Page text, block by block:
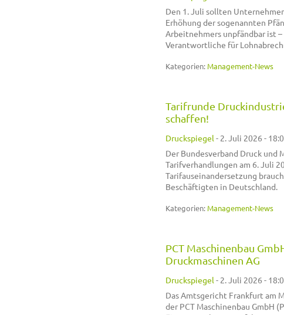
Den 1. Juli sollten
Erhöhung der sogenannten
Arbeitnehmers unpfändbar ist
Verantwortliche für
Kategorien: Management-News
Tarifrunde
schaffen!
Druckspiegel - 2. Juli 2026 -
Der Bundesverband Druck und
Tarifverhandlungen am 6. Juli
Tarifauseinandersetzung
Beschäftigten in Deutschland.
Kategorien:Management-News
PCT Maschinenbau
Druckmaschinen AG
Druckspiegel - 2. Juli 2026 -
Das Amtsgericht Frankfurt am
der PCT Maschinenbau GmbH